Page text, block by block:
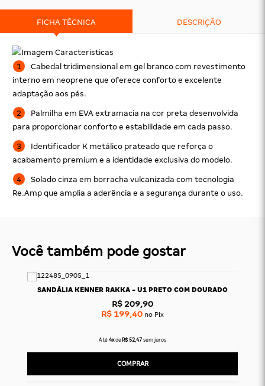
FICHA TÉCNICA DESCRIÇÃO
Cabedal tridimensional em gel branco com revestimento
interno em neoprene que oferece conforto e excelente
adaptação aos pés.
Palmilha em EVA extramacia na cor preta desenvolvida
para proporcionar conforto e estabilidade em cada passo.
Identificador K metálico prateado que reforça o
acabamento premium e a identidade exclusiva do modelo.
Solado cinza em borracha vulcanizada com tecnologia
Re.Amp que amplia a aderência e a segurança durante o uso.
Você também pode gostar
SANDÁLIA KENNER RAKKA - U1 PRETO COM DOURADO
R$ 209,90
R$ 199,40 no Pix
Até 4x de R$ 52,47 sem juros
COMPRAR